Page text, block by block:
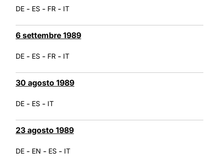
DE - ES - FR - IT
6 settembre 1989
DE - ES - FR - IT
30 agosto 1989
DE - ES - IT
23 agosto 1989
DE - EN - ES - IT